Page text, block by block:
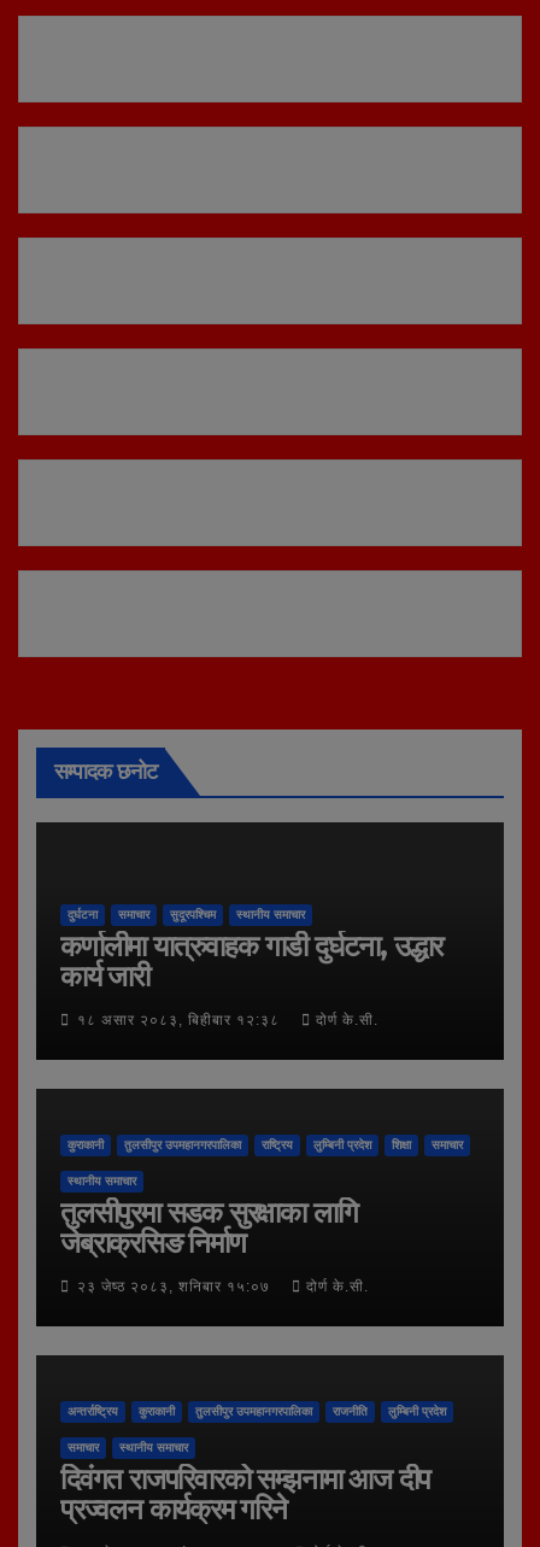
सम्पादक छनोट
दुर्घटना समाचार सुदूरपश्चिम स्थानीय समाचार
कर्णालीमा यात्रुवाहक गाडी दुर्घटना, उद्धार
कार्य जारी
१८ असार २०८३, बिहीबार १२:३८ दोर्ण के.सी.
कुराकानी तुलसीपुर उपमहानगरपालिका राष्ट्रिय लुम्बिनी प्रदेश शिक्षा समाचार
स्थानीय समाचार
तुलसीपुरमा सडक सुरक्षाका लागि
जेब्राक्रसिङ निर्माण
२३ जेष्ठ २०८३, शनिबार १५:०७ दोर्ण के.सी.
अन्तर्राष्ट्रिय कुराकानी तुलसीपुर उपमहानगरपालिका राजनीति लुम्बिनी प्रदेश
समाचार स्थानीय समाचार
दिवंगत राजपरिवारको सम्झनामा आज दीप
प्रज्वलन कार्यक्रम गरिने